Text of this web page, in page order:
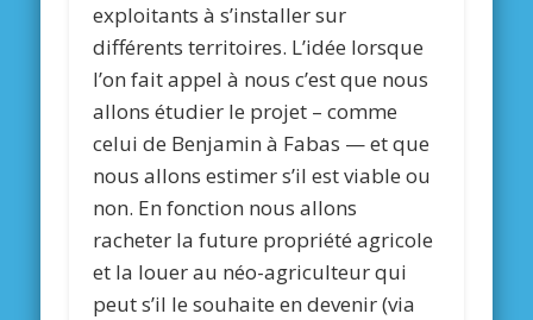
exploitants à s’installer sur
différents territoires. L’idée lorsque
l’on fait appel à nous c’est que nous
allons étudier le projet – comme
celui de Benjamin à Fabas — et que
nous allons estimer s’il est viable ou
non. En fonction nous allons
racheter la future propriété agricole
et la louer au néo-agriculteur qui
peut s’il le souhaite en devenir (via